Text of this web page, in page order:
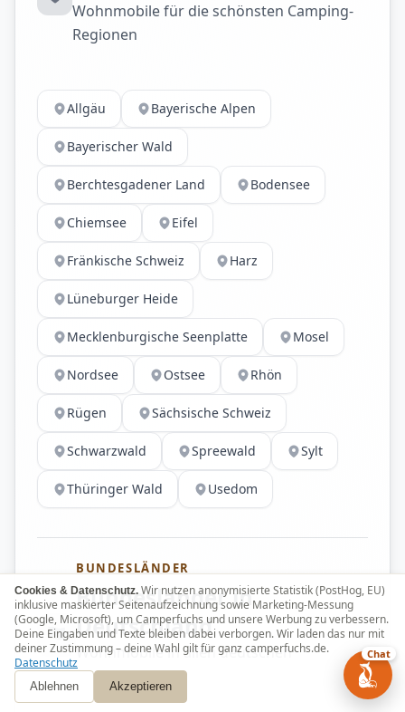
Wohnmobile für die schönsten Camping-
Regionen
Allgäu Bayerische Alpen
Bayerischer Wald
Berchtesgadener Land Bodensee
Chiemsee Eifel
Fränkische Schweiz Harz
Lüneburger Heide
Mecklenburgische Seenplatte Mosel
Nordsee Ostsee Rhön
Rügen Sächsische Schweiz
Schwarzwald Spreewald Sylt
Thüringer Wald Usedom
BUNDESLÄNDER
Bundesländer in
Deutschland
Wohnmobile in allen deutschen
Bundesländern
Cookies & Datenschutz. Wir nutzen anonymisierte Statistik (PostHog, EU)
inklusive maskierter Seitenaufzeichnung sowie Marketing-Messung
(Google, Microsoft), um Camperfuchs und unsere Werbung zu verbessern.
Deine Eingaben und Texte bleiben dabei verborgen. Wir laden das nur mit
deiner Zustimmung – deine Wahl gilt für ganz camperfuchs.de.
Datenschutz
Ablehnen Akzeptieren
Chat